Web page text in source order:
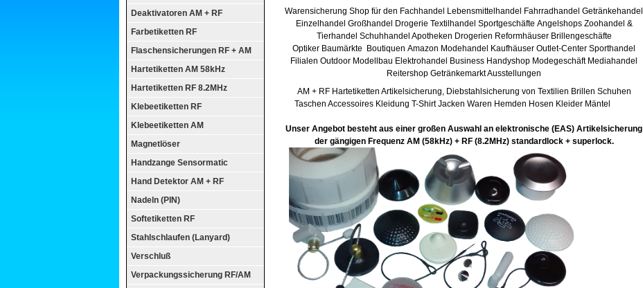
Deaktivatoren AM + RF
Farbetiketten RF
Flaschensicherungen RF + AM
Hartetiketten AM 58kHz
Hartetiketten RF 8.2MHz
Klebeetiketten RF
Klebeetiketten AM
Magnetlöser
Handzange Sensormatic
Hand Detektor AM + RF
Nadeln (PIN)
Softetiketten RF
Stahlschlaufen (Lanyard)
Verschluß
Verpackungssicherung RF/AM
Warensicherung Shop für den Fachhandel Lebensmittelhandel
Fahrradhandel Getränkehandel
Einzelhandel Großhandel Drogerie Textilhandel Sportgeschäfte Angelshops Zoohandel &
Tierhandel Schuhhandel Apotheken Drogerien Reformhäuser Brillengeschäfte
Optiker Baumärkte Boutiquen Amazon Modehandel Kaufhäuser Outlet-Center Sporthandel
Filialen Outdoor Modellbau Elektrohandel Business Handyshop ModegeschäftMediahandel
Reitershop GetränkemarktAusstellungen
AM + RF Hartetiketten Artikelsicherung,Diebstahlsicherung von Textilien Brillen Schuhen
Taschen Accessoires Kleidung T-Shirt Jacken Waren Hemden Hosen Kleider Mäntel
Unser Angebot besteht aus einer großen Auswahl an elektronische (EAS) Artikelsicherung
der gängigen Frequenz AM (58kHz) + RF (8.2MHz) standardlock + superlock.